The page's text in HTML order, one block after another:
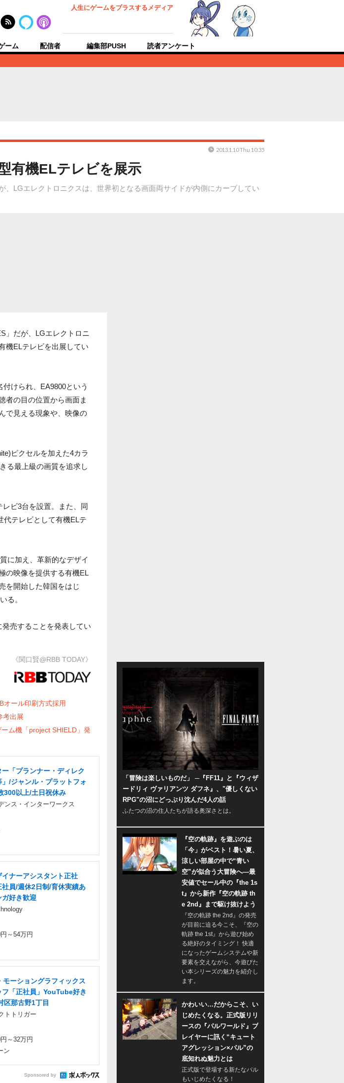
人生にゲームをプラスするメディア
ーム 配信者 編集部PUSH 読者アンケート
有機ELテレビを展示
、LGエレクトロニクスは、世界初となる画面両サイドが内側にカーブしてい
2013.1.10 Thu 10:35
」だが、LGエレクトロニ
機ELテレビを出展してい
けられ、EA9800という
者の目の位置から画面ま
で見える現象や、映像の
ピクセルを加えた4カラ
る最上級の画質を追求し
ビ3台を設置。また、同
代テレビとして有機ELテ
に加え、革新的なデザイ
の映像を提供する有機EL
を開始した韓国をはじ
る。
売することを発表してい
《関口賢@RBB TODAY》
オール印刷方式採用
考出展
ム機「project SHIELD」発
「プランナー・ディレク
/ジャンル・プラットフォ
300以上/土日祝休み
ンス・インターワークス
ナーアシスタント正社
社員/週休2日制/育休実績あ
ガ好き歓迎
～54万円
モーショングラフィックス
「正社員」YouTube好き
区那古野1丁目
トトリガー
～32万円
ン
Sponsored by
「冒険は楽しいものだ」 ─『FF11』と『ウィザ
ードリィ ヴァリアンツ ダフネ』、"優しくない
RPG"の沼にどっぷり沈んだ4人の話
ふたつの沼の住人たちが語る奥深さとは。
『空の軌跡』を遊ぶのは
「今」がベスト！暑い夏、
涼しい部屋の中で“青い
空”が似合う大冒険へ―最
安値でセール中の『the 1s
t』から新作『空の軌跡 th
e 2nd』まで駆け抜けよう
『空の軌跡 the 2nd』の発売
が目前に迫る今こそ、『空の
軌跡 the 1st』から遊び始め
る絶好のタイミング！ 快適
になったゲームシステムや新
要素を交えながら、今遊びた
い本シリーズの魅力を紹介し
ます。
かわいい…だからこそ、い
じめたくなる。正式版リリ
ースの『パルワールド』プ
レイヤーに訊く“キュート
アグレッション×パル”の
底知れぬ魅力とは
正式版で登場する新たなパル
もいじめたくなる！